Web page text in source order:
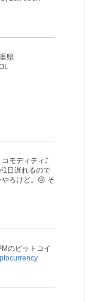
県
モディティ⤴
1日遅れるので
ろけど。😢 そ
のビットコイ